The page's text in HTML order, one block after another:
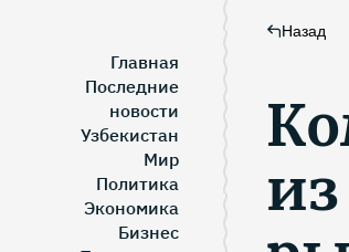
Главная
Последние
новости
Узбекистан
Мир
Политика
Экономика
Бизнес
Назад